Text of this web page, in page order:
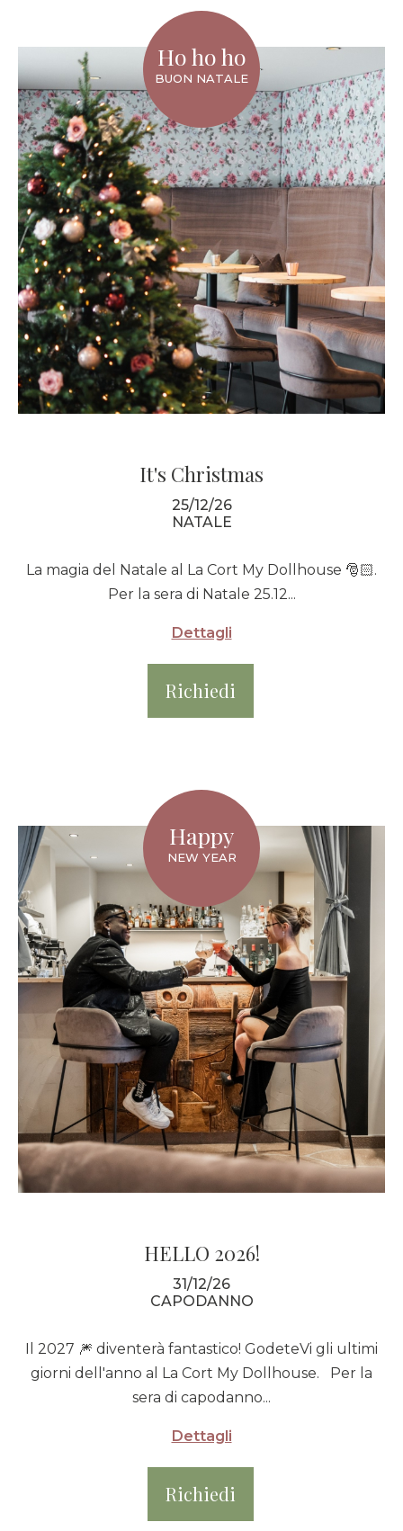
Ho ho ho
BUON NATALE
It's Christmas
25/12/26
NATALE
La magia del Natale al La Cort My Dollhouse 🎅🏻.
Per la sera di Natale 25.12...
Dettagli
Richiedi
Happy
NEW YEAR
HELLO 2026!
31/12/26
CAPODANNO
Il 2027 🎆 diventerà fantastico! GodeteVi gli ultimi
giorni dell'anno al La Cort My Dollhouse. Per la
sera di capodanno...
Dettagli
Richiedi